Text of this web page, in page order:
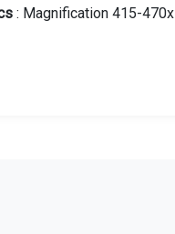
: Magnification 415-470x